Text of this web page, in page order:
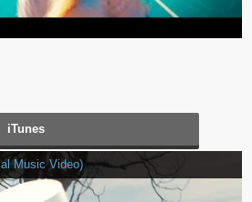
iTunes
Music Video)